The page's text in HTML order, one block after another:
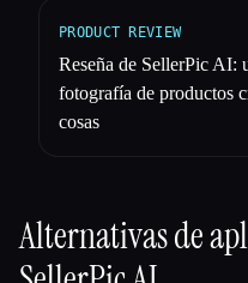
PRODUCT REVIEW
Reseña de SellerPic AI:
fotografía de productos
cosas
Alternativas de